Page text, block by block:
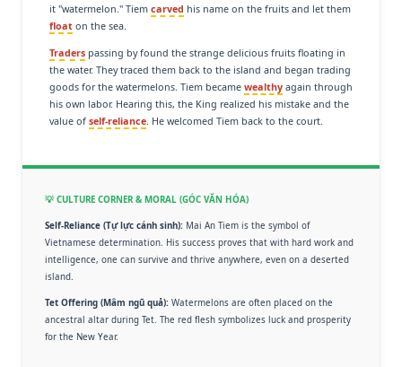
it "watermelon." Tiem carved his name on the fruits and let them
float on the sea.
Traders passing by found the strange delicious fruits floating in
the water. They traced them back to the island and began trading
goods for the watermelons. Tiem became wealthy again through
his own labor. Hearing this, the King realized his mistake and the
value of self-reliance . He welcomed Tiem back to the court.
💡 CULTURE CORNER & MORAL (GÓC VĂN HÓA)
Self-Reliance (Tự lực cánh sinh): Mai An Tiem is the symbol of
Vietnamese determination. His success proves that with hard work and
intelligence, one can survive and thrive anywhere, even on a deserted
island.
Tet Offering (Mâm ngũ quả): Watermelons are often placed on the
ancestral altar during Tet. The red flesh symbolizes luck and prosperity
for the New Year.